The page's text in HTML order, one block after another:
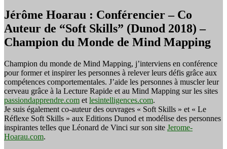
Jérôme Hoarau : Conférencier – Co
Auteur de “Soft Skills” (Dunod 2018) –
Champion du Monde de Mind Mapping
Champion du monde de Mind Mapping, j’interviens en conférence
pour former et inspirer les personnes à relever leurs défis grâce aux
compétences comportementales. J’aide les personnes à muscler leur
cerveau grâce à la Lecture Rapide et au Mind Mapping sur les sites
passiondapprendre.com et lesintelligences.com.
Je suis également co-auteur des ouvrages « Soft Skills » et « Le
Réflexe Soft Skills » aux Editions Dunod et modélise des personnes
inspirantes telles que Léonard de Vinci sur son site Jerome-
Hoarau.com.